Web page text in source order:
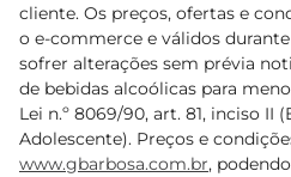
cliente. Os preços, ofertas e
o e-commerce e válidos
sofrer alterações sem prévia
de bebidas alcoólicas para
Lei n.º 8069/90, art. 81, inciso II
Adolescente). Preços e
www.gbarbosa.com.br,